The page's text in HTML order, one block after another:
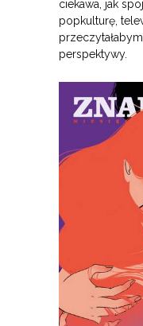
ciekawa, jak
popkulturę,
perspektywy.